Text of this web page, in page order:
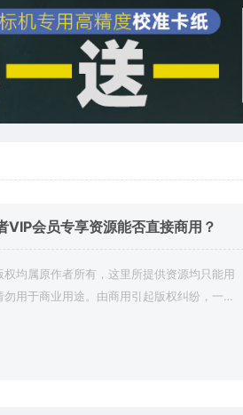
VIP会员专享资源能否直接商用？
权均属原作者所有，这里所提供资源均只能用
用于商业用途。由商用引起版权纠纷，一切